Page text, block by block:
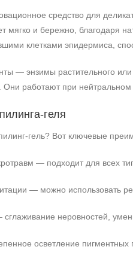
средство для
мягко и бережно, благодаря
клетками эпидермиса,
— энзимы растительного
работают при
Вот ключевые
— подходит для всех
— можно использовать
неровностей,
осветление пигментных